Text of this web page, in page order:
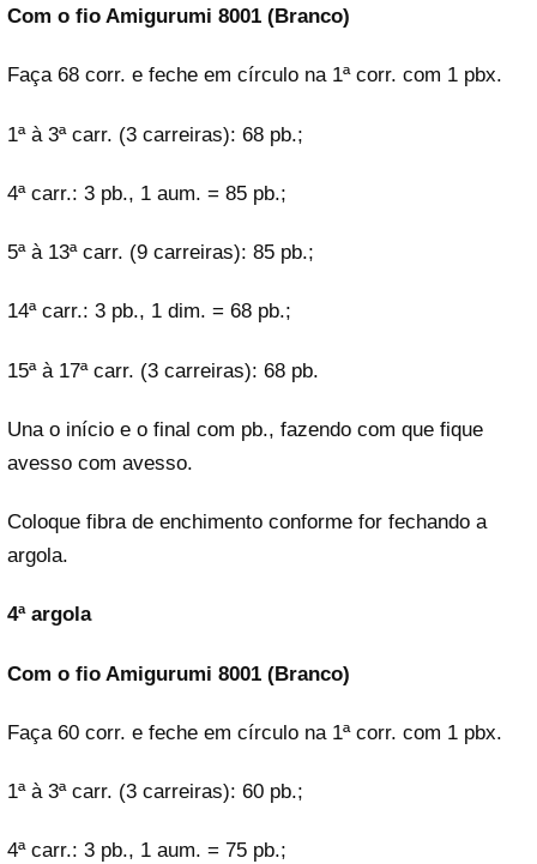
Com o fio Amigurumi 8001 (Branco)
Faça 68 corr. e feche em círculo na 1ª corr. com 1 pbx.
1ª à 3ª carr. (3 carreiras): 68 pb.;
4ª carr.: 3 pb., 1 aum. = 85 pb.;
5ª à 13ª carr. (9 carreiras): 85 pb.;
14ª carr.: 3 pb., 1 dim. = 68 pb.;
15ª à 17ª carr. (3 carreiras): 68 pb.
Una o início e o final com pb., fazendo com que fique
avesso com avesso.
Coloque fibra de enchimento conforme for fechando a
argola.
4ª argola
Com o fio Amigurumi 8001 (Branco)
Faça 60 corr. e feche em círculo na 1ª corr. com 1 pbx.
1ª à 3ª carr. (3 carreiras): 60 pb.;
4ª carr.: 3 pb., 1 aum. = 75 pb.;